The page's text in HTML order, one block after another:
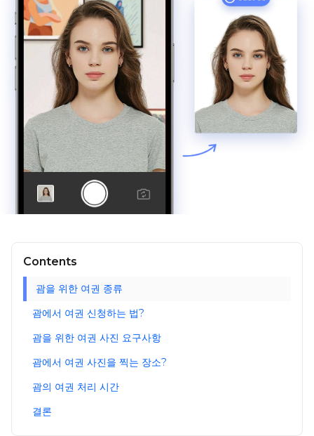
Contents
괌을 위한 여권 종류
괌에서 여권 신청하는 법?
괌을 위한 여권 사진 요구사항
괌에서 여권 사진을 찍는 장소?
괌의 여권 처리 시간
결론